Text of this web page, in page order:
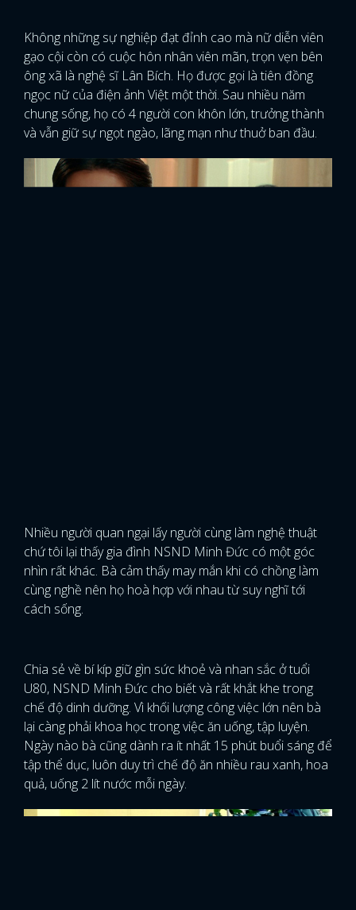
Không những sự nghiệp đạt đỉnh cao mà nữ diễn viên
gạo cội còn có cuộc hôn nhân viên mãn, trọn vẹn bên
ông xã là nghệ sĩ Lân Bích. Họ được gọi là tiên đồng
ngọc nữ của điện ảnh Việt một thời. Sau nhiều năm
chung sống, họ có 4 người con khôn lớn, trưởng thành
và vẫn giữ sự ngọt ngào, lãng mạn như thuở ban đầu.
Nhiều người quan ngại lấy người cùng làm nghệ thuật
chứ tôi lại thấy gia đình NSND Minh Đức có một góc
nhìn rất khác. Bà cảm thấy may mắn khi có chồng làm
cùng nghề nên họ hoà hợp với nhau từ suy nghĩ tới
cách sống.
Chia sẻ về bí kíp giữ gìn sức khoẻ và nhan sắc ở tuổi
U80, NSND Minh Đức cho biết và rất khắt khe trong
chế độ dinh dưỡng. Vì khối lượng công việc lớn nên bà
lại càng phải khoa học trong việc ăn uống, tập luyện.
Ngày nào bà cũng dành ra ít nhất 15 phút buổi sáng để
tập thể dục, luôn duy trì chế độ ăn nhiều rau xanh, hoa
quả, uống 2 lít nước mỗi ngày.